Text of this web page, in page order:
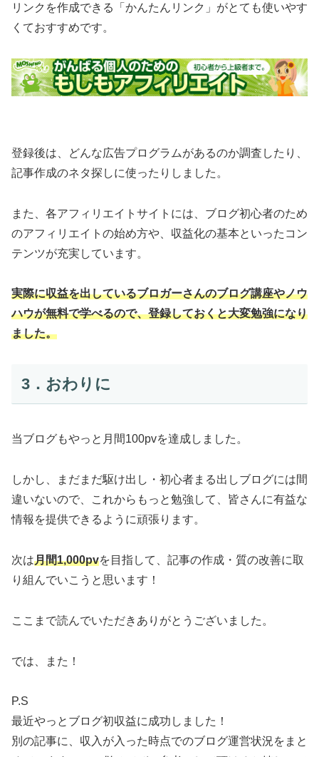
リンクを作成できる「かんたんリンク」がとても使いやす
くておすすめです。
登録後は、どんな広告プログラムがあるのか調査したり、
記事作成のネタ探しに使ったりしました。
また、各アフィリエイトサイトには、ブログ初心者のため
のアフィリエイトの始め方や、収益化の基本といったコン
テンツが充実しています。
実際に収益を出しているブロガーさんのブログ講座やノウ
ハウが無料で学べるので、登録しておくと大変勉強になり
ました。
3．おわりに
当ブログもやっと月間100pvを達成しました。
しかし、まだまだ駆け出し・初心者まる出しブログには間
違いないので、これからもっと勉強して、皆さんに有益な
情報を提供できるように頑張ります。
次は月間1,000pvを目指して、記事の作成・質の改善に取
り組んでいこうと思います！
ここまで読んでいただきありがとうございました。
では、また！
P.S
最近やっとブログ初収益に成功しました！
別の記事に、収入が入った時点でのブログ運営状況をまと